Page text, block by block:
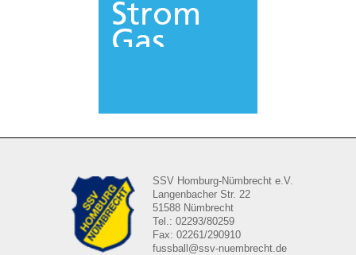
SSV Homburg-Nümbrecht e.V.
Langenbacher Str. 22
51588 Nümbrecht
Tel.: 02293/80259
Fax: 02261/290910
fussball@ssv-nuembrecht.de